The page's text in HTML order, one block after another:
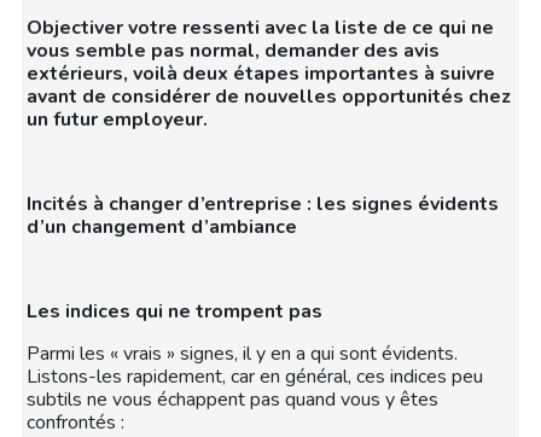
Objectiver votre ressenti avec la liste de ce qui ne
vous semble pas normal, demander des avis
extérieurs, voilà deux étapes importantes à suivre
avant de considérer de nouvelles opportunités chez
un futur employeur.
Incités à changer d’entreprise : les signes évidents
d’un changement d’ambiance
Les indices qui ne trompent pas
Parmi les « vrais » signes, il y en a qui sont évidents.
Listons-les rapidement, car en général, ces indices peu
subtils ne vous échappent pas quand vous y êtes
confrontés :